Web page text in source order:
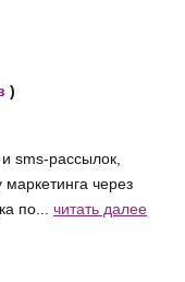
)
sms-рассылок,
через
по... читать далее